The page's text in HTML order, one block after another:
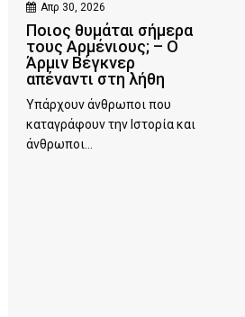
Απρ 30, 2026
Ποιος θυμάται σήμερα
τους Αρμένιους; – Ο
Άρμιν Βέγκνερ
απέναντι στη λήθη
Υπάρχουν άνθρωποι που
καταγράφουν την Ιστορία και
άνθρωποι...